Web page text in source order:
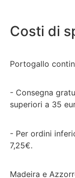
Costi di
Portogallo
- Consegna
superiori a 35
- Per ordini
7,25€.
Madeira e